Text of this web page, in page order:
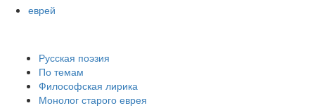
еврей
Русская поэзия
По темам
Философская лирика
Монолог старого еврея